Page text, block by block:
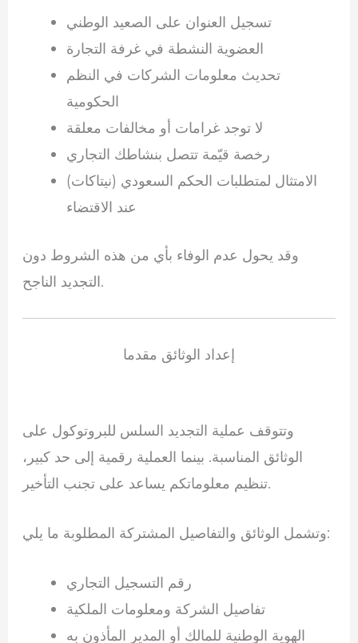
تسجيل العنوان على الصعيد الوطني
العضوية النشطة في غرفة التجارة
تحديث معلومات الشركات في النظم
الحكومية
لا توجد غرامات أو مخالفات معلقة
رخصة قيّمة تتصل بنشاطك التجاري
الامتثال لمتطلبات الحكم السعودي (نيتاكات)
عند الاقتضاء
وقد يحول عدم الوفاء بأي من هذه الشروط دون
التجديد الناجح.
إعداد الوثائق مقدما
وتتوقف عملية التجديد السلس للبروتوكول على
الوثائق المناسبة. بينما العملية رقمية إلى حد كبير،
تنظيم معلوماتكم يساعد على تجنب التأخير.
وتشمل الوثائق والتفاصيل المشتركة المطلوبة ما يلي:
رقم التسجيل التجاري
تفاصيل الشركة ومعلومات الملكية
الهوية الوطنية للمالك أو المدير المأذون به